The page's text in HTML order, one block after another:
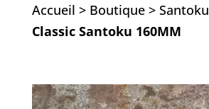
Accueil > Boutique> Santoku
Classic Santoku 160MM